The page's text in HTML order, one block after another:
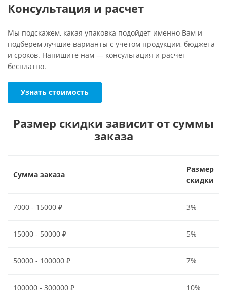
Консультация и расчет
Мы подскажем, какая упаковка подойдет именно Вам и
подберем лучшие варианты с учетом продукции, бюджета
и сроков. Напишите нам — консультация и расчет
бесплатно.
Узнать стоимость
Размер скидки зависит от суммы
заказа
Сумма заказа
Размер
скидки
7000 - 15000 ₽ 3%
15000 - 50000 ₽ 5%
50000 - 100000 ₽ 7%
100000 - 300000 ₽ 10%